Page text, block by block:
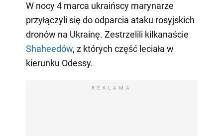
W nocy 4 marca ukraińscy marynarze
przyłączyli się do odparcia ataku rosyjskich
dronów na Ukrainę. Zestrzelili kilkanaście
Shaheedów, z których część leciała w
kierunku Odessy.
REKLAMA